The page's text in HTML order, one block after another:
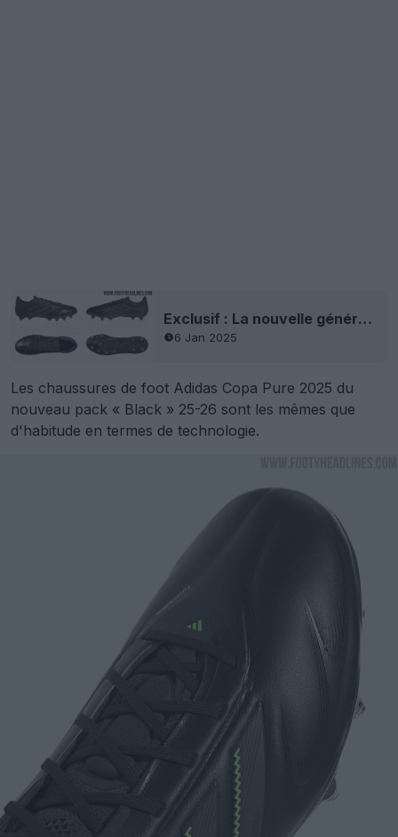
Exclusif : La nouvelle génération de chaussures Adidas Copa Pure 3 'Stealth Victory' a fait l'objet d'une fuite - Photos officielles
6 Jan 2025
Les chaussures de foot Adidas Copa Pure 2025 du
nouveau pack « Black » 25-26 sont les mêmes que
d'habitude en termes de technologie.